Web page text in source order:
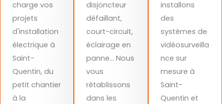
charge vos
projets
d'installation
électrique à
Saint-
Quentin, du
petit chantier
à la
disjoncteur
défaillant,
court-circuit,
éclairage en
panne... Nous
vous
rétablissons
dans les
installons
des
systèmes de
vidéosurveilla
nce sur
mesure à
Saint-
Quentin et